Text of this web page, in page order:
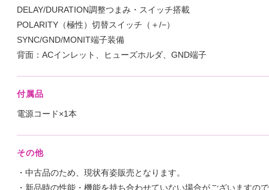
DELAY/DURATION調整つまみ・スイッチ搭載
POLARITY（極性）切替スイッチ（＋/−）
SYNC/GND/MONIT端子装備
背面：ACインレット、ヒューズホルダ、GND端子
付属品
電源コード×1本
その他
・中古品のため、現状有姿販売となります。
・新品時の性能・機能を持ち合わせていない場合がございますの